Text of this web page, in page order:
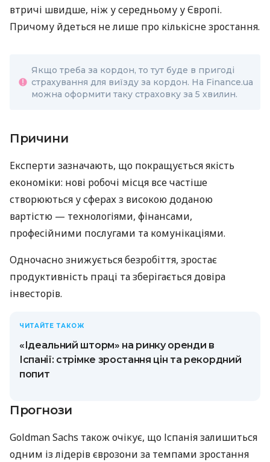
втричі швидше, ніж у середньому у Європі.
Причому йдеться не лише про кількісне зростання.
Якщо треба за кордон, то тут буде в пригоді
страхування для виїзду за кордон. На Finance.ua
можна оформити таку страховку за 5 хвилин.
Причини
Експерти зазначають, що покращується якість
економіки: нові робочі місця все частіше
створюються у сферах з високою доданою
вартістю — технологіями, фінансами,
професійними послугами та комунікаціями.
Одночасно знижується безробіття, зростає
продуктивність праці та зберігається довіра
інвесторів.
ЧИТАЙТЕ ТАКОЖ
«Ідеальний шторм» на ринку оренди в
Іспанії: стрімке зростання цін та рекордний
попит
Прогнози
Goldman Sachs також очікує, що Іспанія залишиться
одним із лідерів єврозони за темпами зростання